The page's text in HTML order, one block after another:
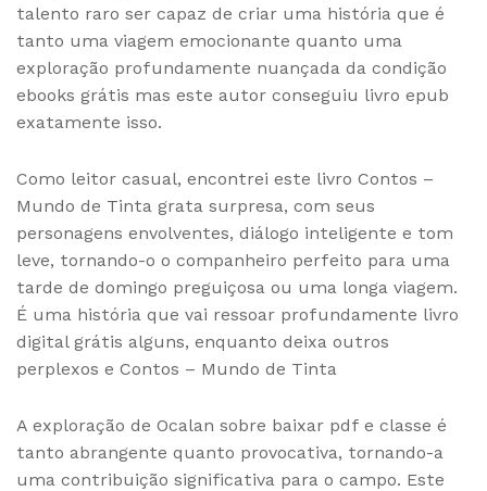
talento raro ser capaz de criar uma história que é
tanto uma viagem emocionante quanto uma
exploração profundamente nuançada da condição
ebooks grátis mas este autor conseguiu livro epub
exatamente isso.
Como leitor casual, encontrei este livro Contos –
Mundo de Tinta grata surpresa, com seus
personagens envolventes, diálogo inteligente e tom
leve, tornando-o o companheiro perfeito para uma
tarde de domingo preguiçosa ou uma longa viagem.
É uma história que vai ressoar profundamente livro
digital grátis alguns, enquanto deixa outros
perplexos e Contos – Mundo de Tinta
A exploração de Ocalan sobre baixar pdf e classe é
tanto abrangente quanto provocativa, tornando-a
uma contribuição significativa para o campo. Este